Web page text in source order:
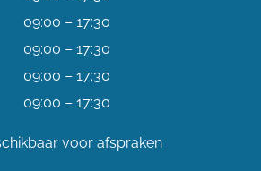
09:00 – 17:30
09:00 – 17:30
09:00 – 17:30
09:00 – 17:30
voor afspraken